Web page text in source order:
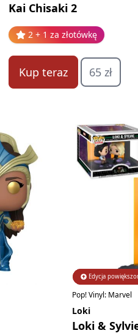
Kai Chisaki 2
2 + 1 za złotówkę
Kup teraz 65 zł
Edycja limitowana
Edycja
Pop! Vinyl: Marvel
Loki
Loki &